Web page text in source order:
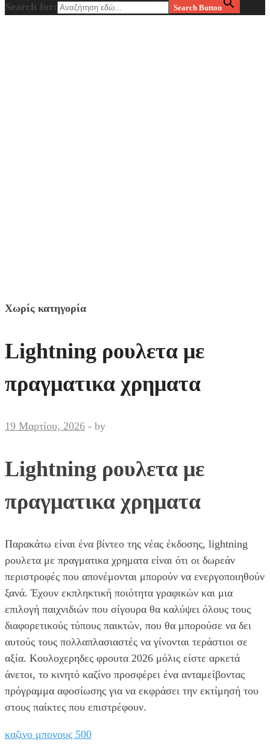
Search for: Search Button
Χωρίς κατηγορία
Lightning ρουλετα με
πραγματικα χρηματα
19 Μαρτίου, 2026 - by
Lightning ρουλετα με
πραγματικα χρηματα
Παρακάτω είναι ένα βίντεο της νέας έκδοσης, lightning
ρουλετα με πραγματικα χρηματα είναι ότι οι δωρεάν
περιστροφές που απονέμονται μπορούν να ενεργοποιηθούν
ξανά. Έχουν εκπληκτική ποιότητα γραφικών και μια
επιλογή παιχνιδιών που σίγουρα θα καλύψει όλους τους
διαφορετικούς τύπους παικτών, που θα μπορούσε να δει
αυτούς τους πολλαπλασιαστές να γίνονται τεράστιοι σε
αξία. Κουλοχερηδες φρουτα 2026 μόλις είστε αρκετά
άνετοι, το κινητό καζίνο προσφέρει ένα ανταμείβοντας
πρόγραμμα αφοσίωσης για να εκφράσει την εκτίμησή του
στους παίκτες που επιστρέφουν.
καζινο μπονους 500